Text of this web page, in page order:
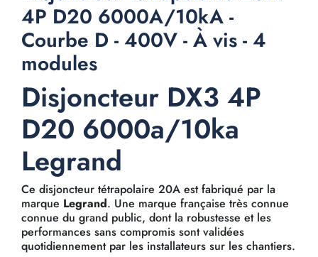
4P D20 6000A/10kA -
Courbe D - 400V - À vis - 4
modules
Disjoncteur DX3 4P
D20 6000a/10ka
Legrand
Ce disjoncteur tétrapolaire 20A est fabriqué par la
marque Legrand. Une marque française très connue
connue du grand public, dont la robustesse et les
performances sans compromis sont validées
quotidiennement par les installateurs sur les chantiers.